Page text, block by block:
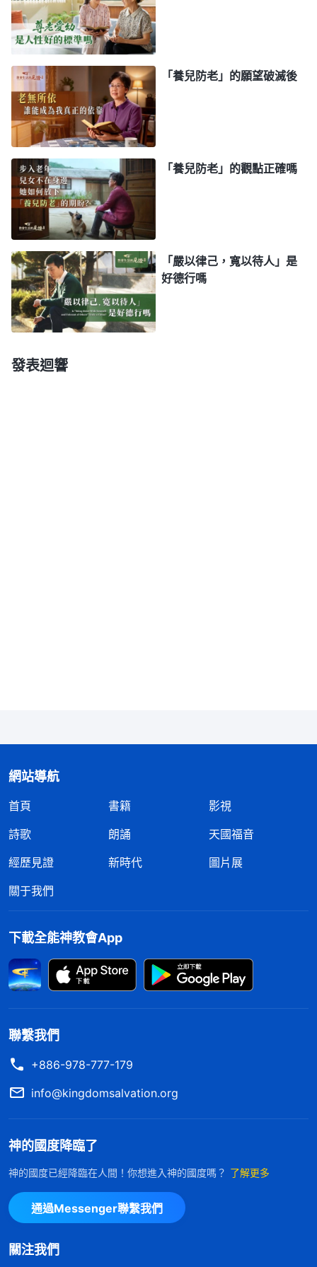
後來，我看到神的話：「
人』這句話的意思是指自己不喜歡的東西或者不願意
做的事就别要求别人去喜歡、去做，從話語上來看還
挺有理智、挺明事理，這樣的話没人反對，但這句話
真合乎真理嗎？真够得上真理原則嗎？應該加以分
辨。如果按照這一條撒但哲學來行事後果會怎麽樣
呢？會不會犯錯誤啊？會不會坑人誤人甚至害人哪？
首先説説這句話有没有原則？没有原則，完全是憑自
己的喜好定規，不是根據真理來看事。比如，有的父
母自己不喜愛讀書但就喜歡讓兒女多多讀書，總給兒
女講道理勸兒女好好讀書，這種情形就違背了『己所
不欲，勿施于人』的説法。如果按照這種説法，那父
母就不應該勸兒女讀書了，因為他自己不喜歡讀書。
還有的人信神却不追求真理，但他心裏知道信神是人
他自己雖然不追求真理但還是願意讓兒女追求真理，
弄，還煽動慫恿别人與他一起應付糊弄、貪享安逸，
顯明淘汰了。
《話・卷六 關于追求真理・什麽是追求
真理（十）》
人有喜愛真理的心就有追求真理的
勁，就能努力地實行真理，該撇弃的就能撇弃，該放
下的就能放下，尤其是涉及到自己名利地位的事也能
放下，你如果放不下個人的利益、名利地位説明你不
理、實行真理，如果需要你實行真理時你總有私心，
真理的人了，不管信神多少年也得不着真理。有些人
總追求名利、總追求利益，不管教會安排他作什麽工
作他總琢磨，『做這事對我有没有好處、有没有利？
真理能盡好本分嗎？肯定不能。即使你外表好像没作
愛正面事物，不管臨到什麽事都顧及自己的名譽地
位，只顧及自己的利益、能得什麽好處，這就是唯利
是圖的人，也是自私卑鄙的人。……如果人信神多年
始終不實行真理，這就是不信派，就是惡人。你始終
「養兒防老」的願望破滅後
「養兒防老」的觀點正確嗎
「嚴以律己，寬以待人」是
好德行嗎
發表迴響
網站導航
首頁 書籍
影視
詩歌
朗誦
天國福音
經歷見證
新時代
圖片展
關于我們
下載全能神教會App
聯繫我們
+886-978-777-179
info@kingdomsalvation.org
神的國度降臨了
神的國度已經降臨在人間！你想進入神的國度嗎？ 了解更多
通過Messenger聯繫我們
關注我們